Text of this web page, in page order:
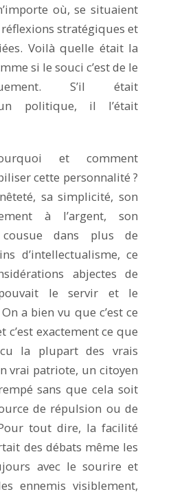
où, se situaient
stratégiques et
Voilà quelle était la
si le souci c’est de le
S’il était
politique, il l’était
et comment
cette personnalité ?
sa simplicité, son
à l’argent, son
cousue dans plus de
d’intellectualisme, ce
abjectes de
le servir et le
a bien vu que c’est ce
exactement ce que
la plupart des vrais
vrai patriote, un citoyen
sans que cela soit
de répulsion ou de
tout dire, la facilité
des débats même les
avec le sourire et
ennemis visiblement,